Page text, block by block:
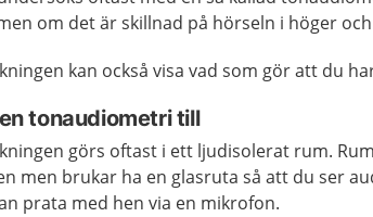
om det är skillnad på hörseln i höger
kan också visavad som gör att du
tonaudiometri till
görs oftast i ett ljudisolerat rum.
men brukar ha en glasruta så att du ser
prata med hen via en mikrofon.